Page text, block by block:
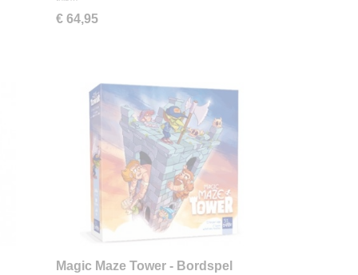
€ 64,95
Magic Maze Tower - Bordspel